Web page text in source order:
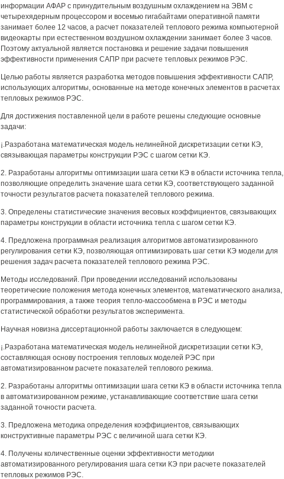
информации АФАР с принудительным воздушным охлаждением на ЭВМ с
четырехядерным процессором и восемью гигабайтами оперативной памяти
занимает более 12 часов, а расчет показателей теплового режима компьютерной
видеокарты при естественном воздушном охлаждении занимает более 3 часов.
Поэтому актуальной является постановка и решение задачи повышения
эффективности применения САПР при расчете тепловых режимов РЭС.
Целью работы является разработка методов повышения эффективности САПР,
использующих алгоритмы, основанные на методе конечных элементов в расчетах
тепловых режимов РЭС.
Для достижения поставленной цели в работе решены следующие основные
задачи:
¡.Разработана математическая модель нелинейной дискретизации сетки КЭ,
связывающая параметры конструкции РЭС с шагом сетки КЭ.
2. Разработаны алгоритмы оптимизации шага сетки КЭ в области источника тепла,
позволяющие определить значение шага сетки КЭ, соответствующего заданной
точности результатов расчета показателей теплового режима.
3. Определены статистические значения весовых коэффициентов, связывающих
параметры конструкции в области источника тепла с шагом сетки КЭ.
4. Предложена программная реализация алгоритмов автоматизированного
регулирования сетки КЭ, позволяющая оптимизировать шаг сетки КЭ модели для
решения задач расчета показателей теплового режима РЭС.
Методы исследований. При проведении исследований использованы
теоретические положения метода конечных элементов, математического анализа,
программирования, а также теория тепло-массообмена в РЭС и методы
статистической обработки результатов эксперимента.
Научная новизна диссертационной работы заключается в следующем:
¡.Разработана математическая модель нелинейной дискретизации сетки КЭ,
составляющая основу построения тепловых моделей РЭС при
автоматизированном расчете показателей теплового режима.
2. Разработаны алгоритмы оптимизации шага сетки КЭ в области источника тепла
в автоматизированном режиме, устанавливающие соответствие шага сетки
заданной точности расчета.
3. Предложена методика определения коэффициентов, связывающих
конструктивные параметры РЭС с величиной шага сетки КЭ.
4. Получены количественные оценки эффективности методики
автоматизированного регулирования шага сетки КЭ при расчете показателей
тепловых режимов РЭС.